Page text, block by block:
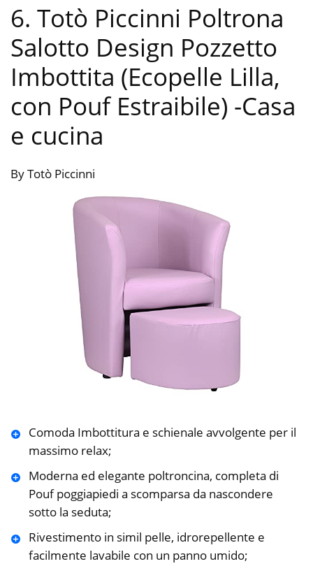
6. Totò Piccinni Poltrona
Salotto Design Pozzetto
Imbottita (Ecopelle Lilla,
con Pouf Estraibile) -Casa
e cucina
By Totò Piccinni
Comoda Imbottitura e schienale avvolgente per il
massimo relax;
Moderna ed elegante poltroncina, completa di
Pouf poggiapiedi a scomparsa da nascondere
sotto la seduta;
Rivestimento in simil pelle, idrorepellente e
facilmente lavabile con un panno umido;